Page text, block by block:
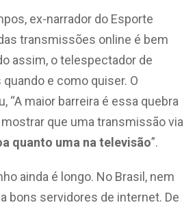
ex-narrador do Esporte
transmissões online é bem
assim, o telespectador de
e como quiser. O
“A maior barreira é essa quebra
que uma transmissão via
quanto uma na televisão”.
ainda é longo. No Brasil, nem
bons servidores de internet. De